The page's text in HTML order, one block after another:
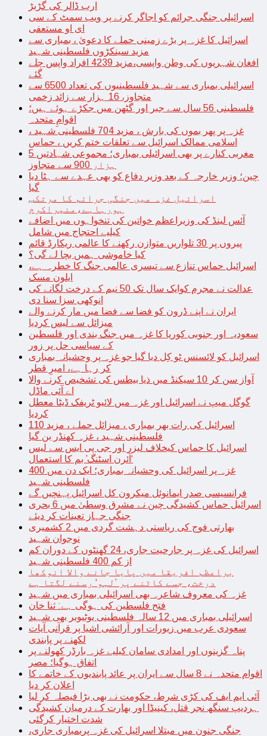
ارب ڈالر کی گڑبڑ
اسرائیلی جنگی جرائم کو اجاگر کرنے پر ویب سمٹ کے سی
ای او مستعفی
اسرائیل کا غزہ پر بڑے زمینی حملے کا دعویٰ ، بمباری سے
مزید سینکڑوں فلسطینی شہید
افغان شہریوں کی وطن واپسی،مزید 4239 افراد واپس چلے
گئے
اسرائیلی بمباری سے شہید فلسطینیوں کی تعداد 6500 سے
متجاوز، 16 ہزار سے زائد زخمی
فلسطینی 56 سال سے جبر اور گٹھن میں جکڑے ہوئے ہیں؛
اقوامِ متحدہ
غزہ پر پھر بموں کی بارش ، مزید 704 فلسطینی شہید ،
اسلامی ممالک اسرائیل سے تعلقات ختم کریں ، حماس
مغربی کنارے پر بھی اسرائیلی بمباری؛ مجموعی شہادتیں 5
ہزار 900 سے متجاوز
چین؛ وزیر خارجہ کے بعد وزیر دفاع کو بھی عہدے سے ہٹا دیا
گیا
اسرائیل غزہ میں جنگی جرائم کا مرتکب
ہورہاہے،منیراکرم
آئس لینڈ کی وزیراعظم خواتین کی تنخواہوں میں اضافے
کیلیے احتجاج میں شامل
پیروں پر 30 تلواریں متوازن رکھنے کا عالمی ریکارڈ قائم
کیا خاموشی ہمیں بچا لے گی؟
اسرائیل حماس تنازع سے تیسری عالمی جنگ کا خطرہ ہے،
ایلون مسک
عدالت نے مجرم کوایک سال تک 50 نیم کے درخت لگانے کی
انوکھی سزا سنا دی
ایران نے اپنے ڈرون کو فضا سے فضا میں مار کرنے والے
میزائل سے لیس کردیا
سعودیہ اور جنوبی کوریا کا غزہ میں جنگ بندی اور فلسطین
کے سیاسی حل پر زور
اسرائیل کو لائسنس ٹو کِل دیا گیا جو غزہ پر وحشیانہ بمباری
کر رہا ہے، امیرِ قطر
آواز سن کر 10 سیکنڈ میں ذیا بیطس کی تشخیص کرنے والا
اے آئی ماڈل
گوگل میپ نے اسرائیل اور غزہ میں لائیو ٹریفک ڈیٹا معطل
کردیا
اسرائیل کی رات بھر بمباری ، میزائل حملے ، مزید 110
فلسطینی شہید ، غزہ کھنڈر بن گیا
اسرائیل کا حماس کیخلاف لیزر اور جی پی ایس سے لیس
‘آئرن اسٹنگ’ بم کا استعمال
غزہ پر اسرائیل کی وحشیانہ بمباری؛ ایک دن میں 400
فلسطینی شہید
فرانسیسی صدر ایمانوئل میکرون کل اسرائیل پہنچیں گے
اسرائیل حماس کشیدگی چین نے مشرق وسطیٰ میں 6 بحری
جنگی جہاز تعینات کر دیئے
بھارتی فوج کی ریاستی دہشت گردی میں 2 کشمیری
نوجوان شہید
اسرائیل کی غزہ پر جارحیت جاری، 24 گھنٹوں کے دوران کم
از کم 400 فلسطینی شہید
براعظم افریقا میں پایا جانے والا انوکھا
درخت، جسے کاٹنے پر ’لہو‘ رسنے لگتا ہے
غزہ کی معروف شاعرہ بھی اسرائیلی بمباری میں شہید
فتح فلسطین کی ہوگی ہے: ثنا خان
اسرائیلی بمباری میں 12 سالہ فلسطینی یوٹیوبر بھی شہید
سعودی عرب میں زیورات اور آرائشی اشیا پر قرآنی آیات
لکھنے پر پابندی
پناہ گزینوں اور امدادی سامان کیلیے غزہ بارڈر کھولنے پر
اتفاق ہوگیا؛ مصر
اقوام متحدہ نے 8 سال سے ایران پر عائد پابندیوں کے خاتمے کا
اعلان کر دیا
آئی ایم ایف کی کڑی شرط، حکومت نے بھی بڑا فیصلہ کر لیا
ہردیپ سنگھ نجر قتل، کینیڈا اور بھارت کے درمیان کشیدگی
شدت اختیار کرگئی
جنگی جنون میں مبتلا اسرائیل کی غزہ پربمباری جاری،